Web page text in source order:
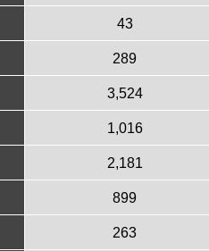
43
289
3,524
1,016
2,181
899
263